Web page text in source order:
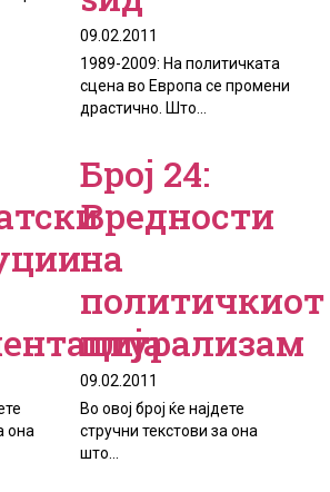
09.02.2011
1989-2009: На политичката
сцена во Европа се промени
драстично. Што...
она
Број 24:
Вредности
на
политичкиот
плурализам
09.02.2011
Во овој број ќе најдете
стручни текстови за она
што...